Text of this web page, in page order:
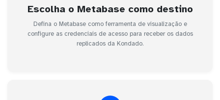
Escolha o Metabase como destino
Defina o Metabase como ferramenta de visualização e
configure as credenciais de acesso para receber os dados
replicados da Kondado.